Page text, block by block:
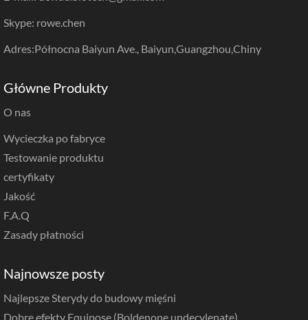
Skype: rowe.chen
Adres:Północna Baiyun Ave., Baiyun,Guangzhou,Chiny
Główne Produkty
O nas
Wycieczka po fabryce
Testowanie produktu
certyfikaty
Jakość
F.A.Q
Zasady płatności
Najnowsze posty
Najlepsze Sterydy do budowy mięśni
Dobre efekty Equipose (Boldenone undecylenate)